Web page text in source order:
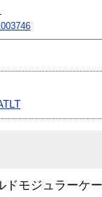
ドモジュラーケ